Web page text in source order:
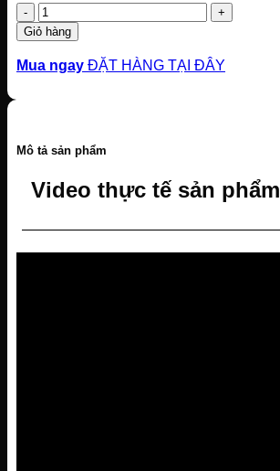
Số
lượng
Giỏ hàng
Mua ngay ĐẶT HÀNG TẠI ĐÂY
Mô tả sản phẩm
Video thực tế sản